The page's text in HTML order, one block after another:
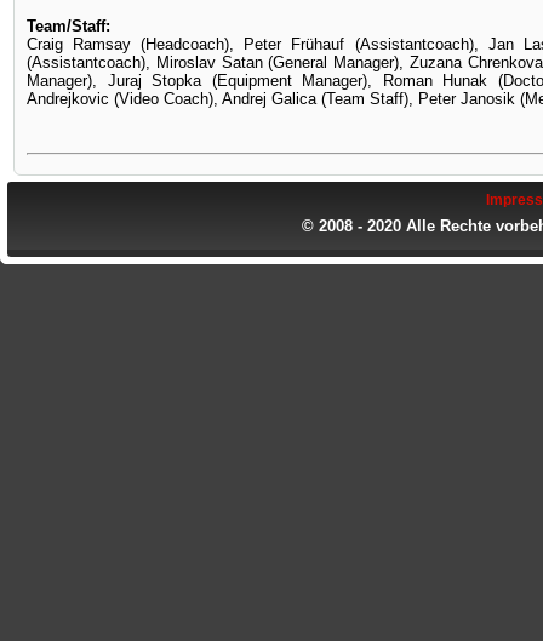
Team/Staff:
Craig Ramsay (Headcoach), Peter Frühauf (Assistantcoach), Jan
(Assistantcoach), Miroslav Satan (General Manager), Zuzana
Manager), Juraj Stopka (Equipment Manager), Roman Hunak
Andrejkovic (Video Coach), Andrej Galica (Team Staff), Peter Janosik
© 2008 - 2020 Alle Rechte